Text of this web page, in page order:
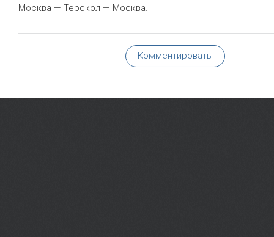
Москва — Терскол — Москва.
Комментировать